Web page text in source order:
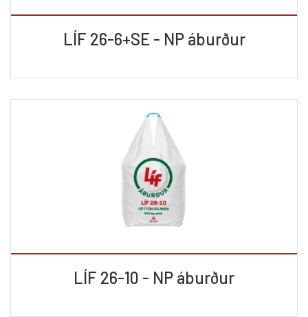
LÍF 26-6+SE - NP áburður
LÍF 26-10 - NP áburður